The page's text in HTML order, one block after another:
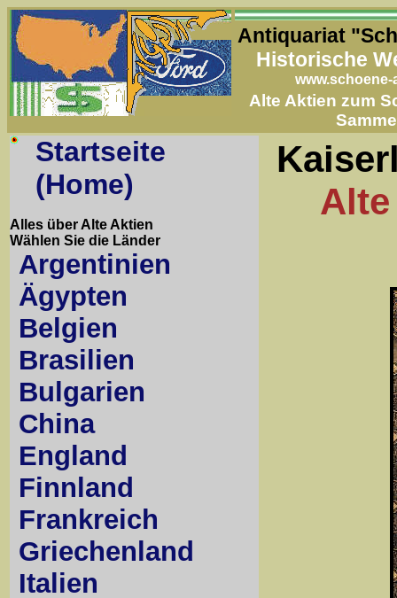
Antiquariat
Historische
www.schoene-
Alte Aktien zum
Startseite
(Home)
Alles über Alte Aktien
Wählen Sie die Länder
Argentinien
Ägypten
Belgien
Brasilien
Bulgarien
China
England
Finnland
Frankreich
Griechenland
Italien